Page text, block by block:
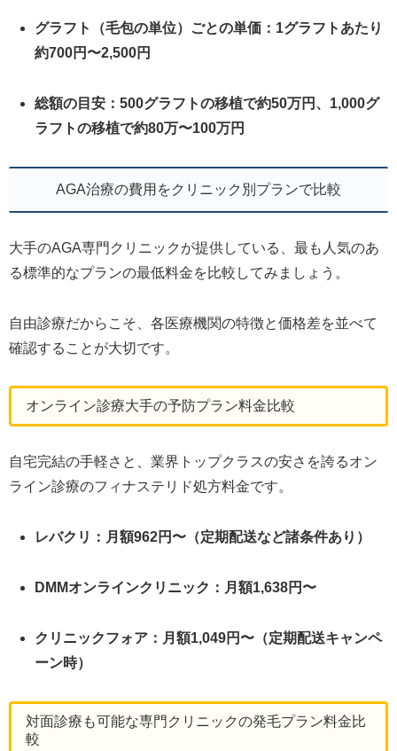
グラフト（毛包の単位）ごとの単価：1グラフトあたり
約700円〜2,500円
総額の目安：500グラフトの移植で約50万円、1,000グ
ラフトの移植で約80万〜100万円
AGA治療の費用をクリニック別プランで比較
大手のAGA専門クリニックが提供している、最も人気のあ
る標準的なプランの最低料金を比較してみましょう。
自由診療だからこそ、各医療機関の特徴と価格差を並べて
確認することが大切です。
オンライン診療大手の予防プラン料金比較
自宅完結の手軽さと、業界トップクラスの安さを誇るオン
ライン診療のフィナステリド処方料金です。
レバクリ：月額962円〜（定期配送など諸条件あり）
DMMオンラインクリニック：月額1,638円〜
クリニックフォア：月額1,049円〜（定期配送キャンペ
ーン時）
対面診療も可能な専門クリニックの発毛プラン料金比
較